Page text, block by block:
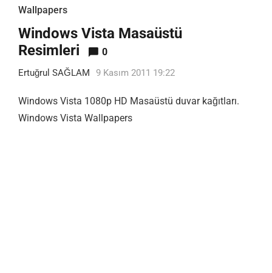
Wallpapers
Windows Vista Masaüstü
Resimleri
0
Ertuğrul SAĞLAM 9 Kasım 2011 19:22
Windows Vista 1080p HD Masaüstü duvar kağıtları.
Windows Vista Wallpapers